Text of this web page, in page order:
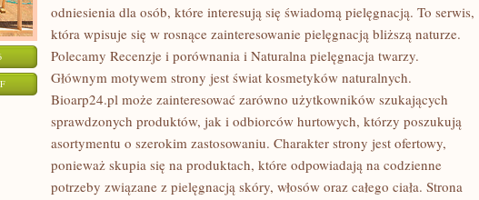
ON
KOSMETYKI
odniesienia dla osób, które interesują się świadomą pielęgnacją. To serwis,
która wpisuje się w rosnące zainteresowanie pielęgnacją bliższą naturze.
Polecamy Recenzje i porównania i Naturalna pielęgnacja twarzy.
Głównym motywem strony jest świat kosmetyków naturalnych.
Bioarp24.pl może zainteresować zarówno użytkowników szukających
sprawdzonych produktów, jak i odbiorców hurtowych, którzy poszukują
asortymentu o szerokim zastosowaniu. Charakter strony jest ofertowy,
ponieważ skupia się na produktach, które odpowiadają na codzienne
potrzeby związane z pielęgnacją skóry, włosów oraz całego ciała. Strona